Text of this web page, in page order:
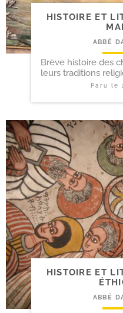
HISTOIRE ET
ABBÉ
Brève histoire des
leurs traditions
Paru le
HISTOIRE ET
ABBÉ